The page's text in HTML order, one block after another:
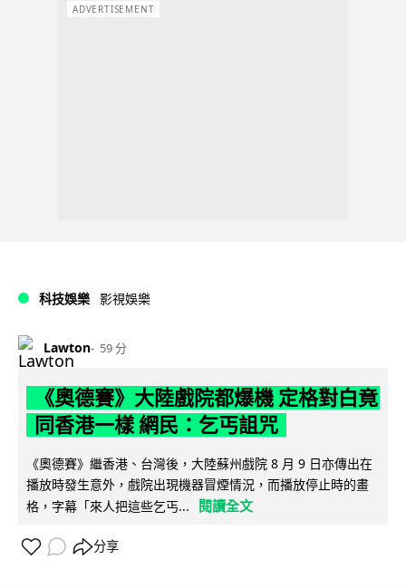
ADVERTISEMENT
科技娛樂 影視娛樂
Lawton 59 分
《奧德賽》大陸戲院都爆機 定格對白竟
同香港一樣 網民：乞丐詛咒
《奧德賽》繼香港、台灣後，大陸蘇州戲院 8 月 9 日亦傳出在
播放時發生意外，戲院出現機器冒煙情況，而播放停止時的畫
格，字幕「來人把這些乞丐...
閱讀全文
分享